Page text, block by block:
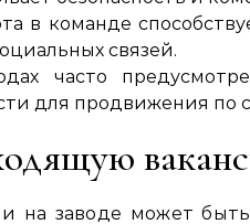
в команде
связей.
часто
для продвижения по
на заводе может